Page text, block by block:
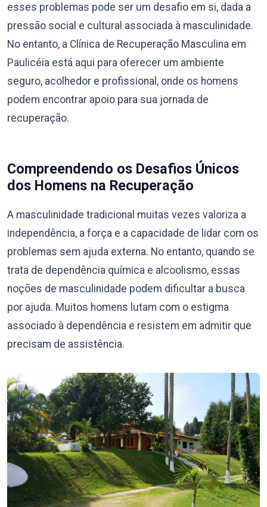
esses problemas pode ser um desafio em si, dada a
pressão social e cultural associada à masculinidade.
No entanto, a Clínica de Recuperação Masculina em
Paulicéia está aqui para oferecer um ambiente
seguro, acolhedor e profissional, onde os homens
podem encontrar apoio para sua jornada de
recuperação.
Compreendendo os Desafios Únicos
dos Homens na Recuperação
A masculinidade tradicional muitas vezes valoriza a
independência, a força e a capacidade de lidar com os
problemas sem ajuda externa. No entanto, quando se
trata de dependência química e alcoolismo, essas
noções de masculinidade podem dificultar a busca
por ajuda. Muitos homens lutam com o estigma
associado à dependência e resistem em admitir que
precisam de assistência.